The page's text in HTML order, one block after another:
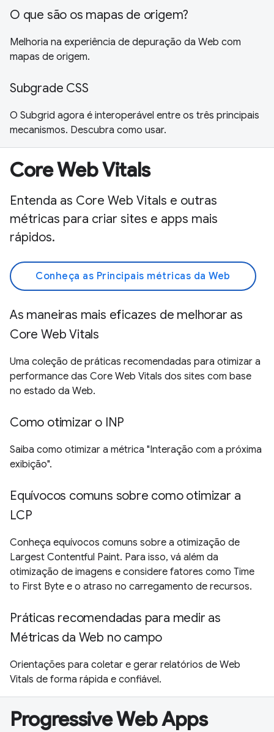
O que são os mapas de origem?
Melhoria na experiência de depuração da Web com
mapas de origem.
Subgrade CSS
O Subgrid agora é interoperável entre os três principais
mecanismos. Descubra como usar.
Core Web Vitals
Entenda as Core Web Vitals e outras
métricas para criar sites e apps mais
rápidos.
Conheça as Principais métricas da Web
As maneiras mais eficazes de melhorar as
Core Web Vitals
Uma coleção de práticas recomendadas para otimizar a
performance das Core Web Vitals dos sites com base
no estado da Web.
Como otimizar o INP
Saiba como otimizar a métrica "Interação com a próxima
exibição".
Equívocos comuns sobre como otimizar a
LCP
Conheça equívocos comuns sobre a otimização de
Largest Contentful Paint. Para isso, vá além da
otimização de imagens e considere fatores como Time
to First Byte e o atraso no carregamento de recursos.
Práticas recomendadas para medir as
Métricas da Web no campo
Orientações para coletar e gerar relatórios de Web
Vitals de forma rápida e confiável.
Progressive Web Apps